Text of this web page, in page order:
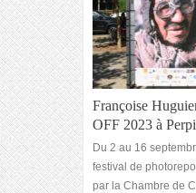
Françoise
OFF 2023 à
Du 2 au 16
festival de
par la Chambre de